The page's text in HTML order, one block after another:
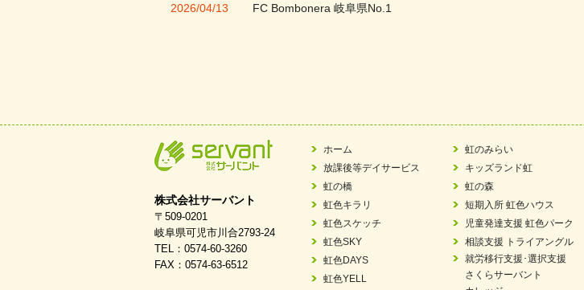
2026/04/13 FC Bombonera 岐阜県No.1
2026/02/06 岐阜県「働いてもらい方改革」優良事例集に掲載されました
FC ボンボ ジュニア 稼働中 ～体験募集しています。
2025/06/10
2025/05/07 2025年6月中旬 OPEN 放課後等デイサービス「Fc Bombo Junior」
餅つき大会を開催しました
株式会社サーバント
〒509-0201
岐阜県可児市川合2793-24
TEL：0574-60-3260
FAX：0574-63-6512
ホーム
放課後等デイサービス
虹の橋
虹色キラリ
虹色スケッチ
虹色SKY
虹色DAYS
虹色YELL
虹のみらい
キッズランド虹
虹の森
短期入所 虹色ハウス
児童発達支援 虹色パーク
相談支援 トライアングル
就労移行支援･選択支援
さくらサーバント